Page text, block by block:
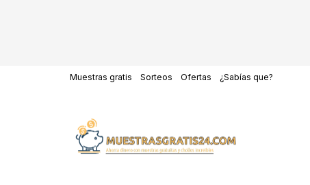
Muestras gratis Sorteos Ofertas ¿Sabías que?